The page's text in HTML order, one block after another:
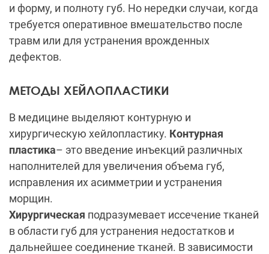
и форму, и полноту губ. Но нередки случаи, когда
требуется оперативное вмешательство после
травм или для устранения врожденных
дефектов.
МЕТОДЫ ХЕЙЛОПЛАСТИКИ
В медицине выделяют контурную и
хирургическую хейлопластику. Контурная
пластика– это введение инъекций различных
наполнителей для увеличения объема губ,
исправления их асимметрии и устранения
морщин.
Хирургическая подразумевает иссечение тканей
в области губ для устранения недостатков и
дальнейшее соединение тканей. В зависимости